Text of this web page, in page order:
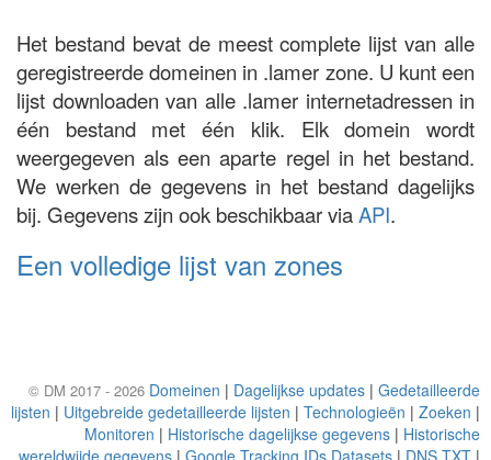
Het bestand bevat de meest complete lijst van alle
geregistreerde domeinen in .lamer zone. U kunt een
lijst downloaden van alle .lamer internetadressen in
één bestand met één klik. Elk domein wordt
weergegeven als een aparte regel in het bestand.
We werken de gegevens in het bestand dagelijks
bij. Gegevens zijn ook beschikbaar viaAPI.
Een volledige lijst van zones
© DM 2017 - 2026 Domeinen | Dagelijkse updates | Gedetailleerde
lijsten | Uitgebreide gedetailleerde lijsten | Technologieën | Zoeken |
Monitoren | Historische dagelijkse gegevens | Historische
wereldwijde gegevens | Google Tracking IDs Datasets | DNS TXT |